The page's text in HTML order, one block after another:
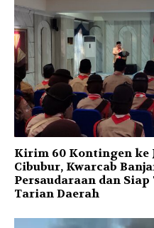
Kirim 60 Kontingen ke
Cibubur, Kwarcab
Persaudaraan dan
Tarian Daerah